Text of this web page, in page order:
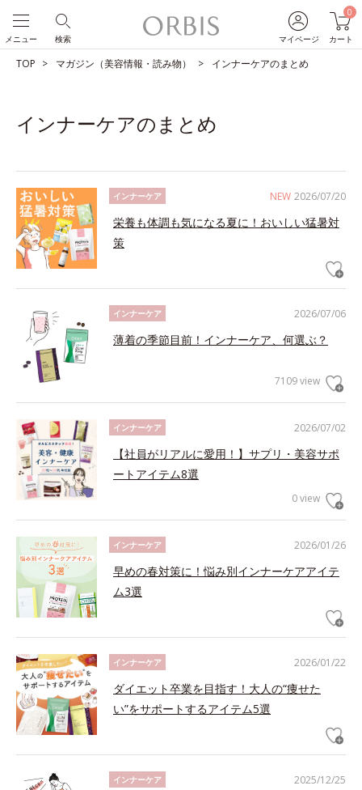
マイページ
0
カート
検索
メニュー
TOP マガジン（美容情報・読み物） インナーケアのまとめ
インナーケアのまとめ
NEW 2026/07/20
インナーケア
栄養も体調も気になる夏に！おいしい猛暑対
策
2026/07/06
インナーケア
薄着の季節目前！インナーケア、何選ぶ？
7109 view
2026/07/02
インナーケア
【社員がリアルに愛用！】サプリ・美容サポ
ートアイテム8選
0 view
2026/01/26
インナーケア
早めの春対策に！悩み別インナーケアアイテ
ム3選
2026/01/22
インナーケア
ダイエット卒業を目指す！大人の“痩せた
い”をサポートするアイテム5選
2025/12/25
インナーケア